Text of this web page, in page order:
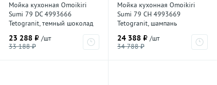
Мойка кухонная Omoikiri
Sumi 79 DC 4993666
Tetogranit, темный шоколад
23 288 ₽ /шт
33 188 ₽
Мойка кухонная Omoikiri
Sumi 79 CH 4993669
Tetogranit, шампань
24 388 ₽ /шт
34 788 ₽